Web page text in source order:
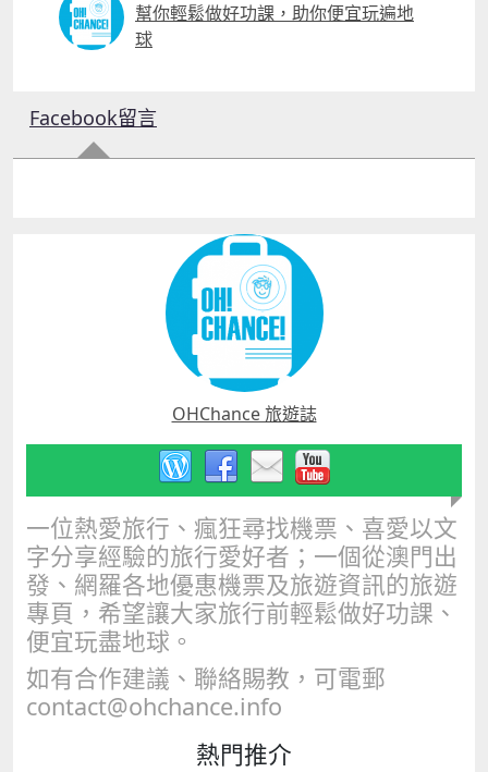
幫你輕鬆做好功課，助你便宜玩遍地
球
Facebook留言
OHChance 旅遊誌
一位熱愛旅行、瘋狂尋找機票、喜愛以文
字分享經驗的旅行愛好者；一個從澳門出
發、網羅各地優惠機票及旅遊資訊的旅遊
專頁，希望讓大家旅行前輕鬆做好功課、
便宜玩盡地球。
如有合作建議、聯絡賜教，可電郵
contact@ohchance.info
熱門推介